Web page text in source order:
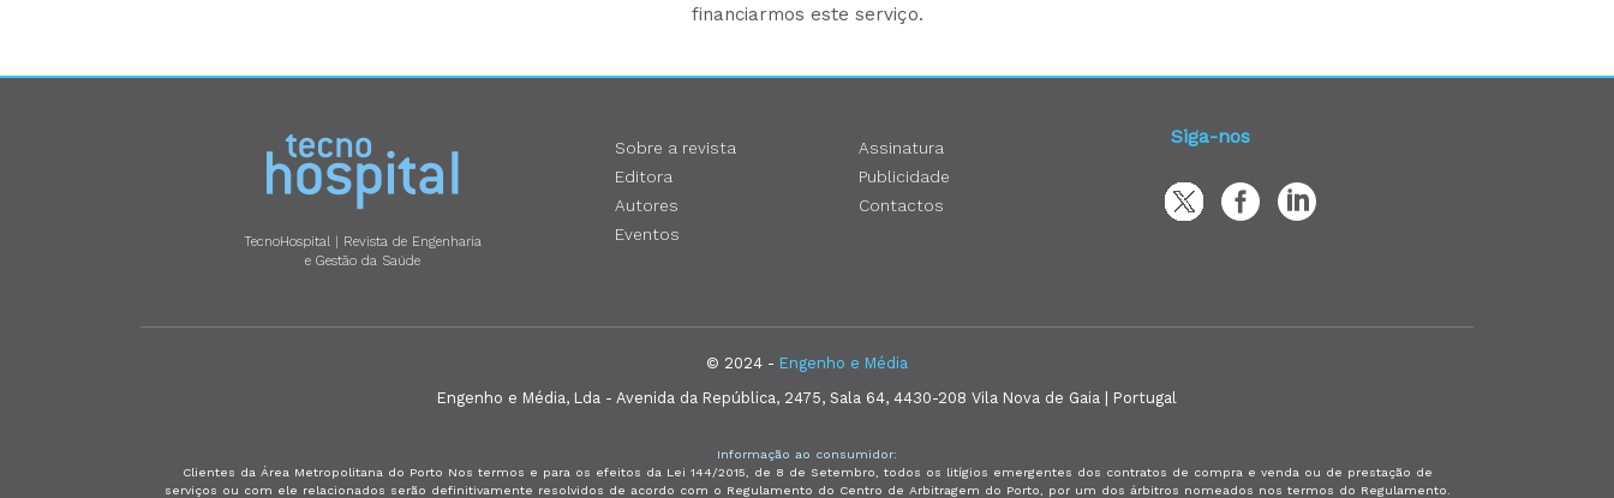
financiarmos este serviço.
TecnoHospital | Revista de Engenharia
e Gestão da Saúde
Sobre a revista
Editora
Autores
Eventos
Assinatura
Publicidade
Contactos
Siga-nos
© 2024 - Engenho e Média
Engenho e Média, Lda - Avenida da República, 2475, Sala 64, 4430-208 Vila Nova de Gaia | Portugal
Informação ao consumidor:
Clientes da Área Metropolitana do Porto Nos termos e para os efeitos da Lei 144/2015, de 8 de Setembro, todos os litígios emergentes dos contratos de compra e venda ou de prestação de
serviços ou com ele relacionados serão definitivamente resolvidos de acordo com o Regulamento do Centro de Arbitragem do Porto, por um dos árbitros nomeados nos termos do Regulamento.